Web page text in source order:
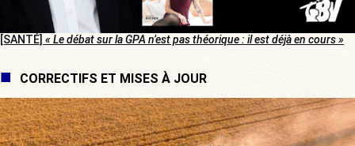
[SANTÉ] « Le débat sur la GPA n’est pas théorique : il est déjà en cours »
CORRECTIFS ET MISES À JOUR